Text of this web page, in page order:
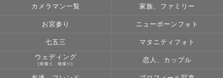
カメラマン一覧 家族、ファミリー
お宮参り ニューボーンフォト
七五三 マタニティフォト
ウェディング
(前撮り、後撮り)
恋人、カップル